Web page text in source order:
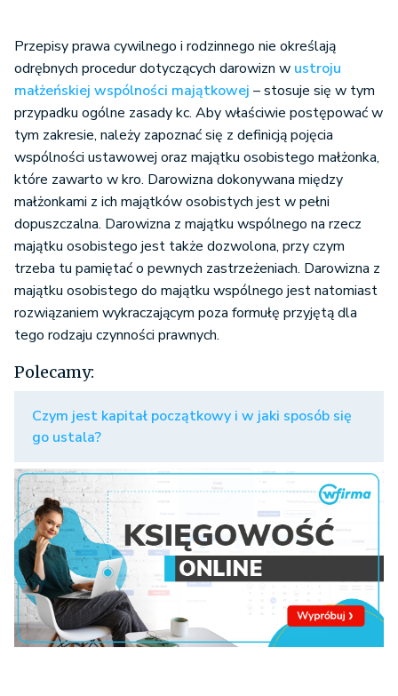
Przepisy prawa cywilnego i rodzinnego nie określają
odrębnych procedur dotyczących darowizn w ustroju
małżeńskiej wspólności majątkowej – stosuje się w tym
przypadku ogólne zasady kc. Aby właściwie postępować w
tym zakresie, należy zapoznać się z definicją pojęcia
wspólności ustawowej oraz majątku osobistego małżonka,
które zawarto w kro. Darowizna dokonywana między
małżonkami z ich majątków osobistych jest w pełni
dopuszczalna. Darowizna z majątku wspólnego na rzecz
majątku osobistego jest także dozwolona, przy czym
trzeba tu pamiętać o pewnych zastrzeżeniach. Darowizna z
majątku osobistego do majątku wspólnego jest natomiast
rozwiązaniem wykraczającym poza formułę przyjętą dla
tego rodzaju czynności prawnych.
Polecamy:
Czym jest kapitał początkowy i w jaki sposób się
go ustala?